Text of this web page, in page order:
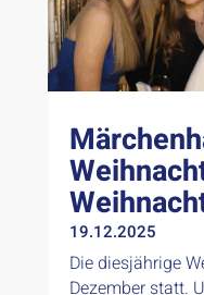
19.12.2025
Die diesjährige
Dezember statt.